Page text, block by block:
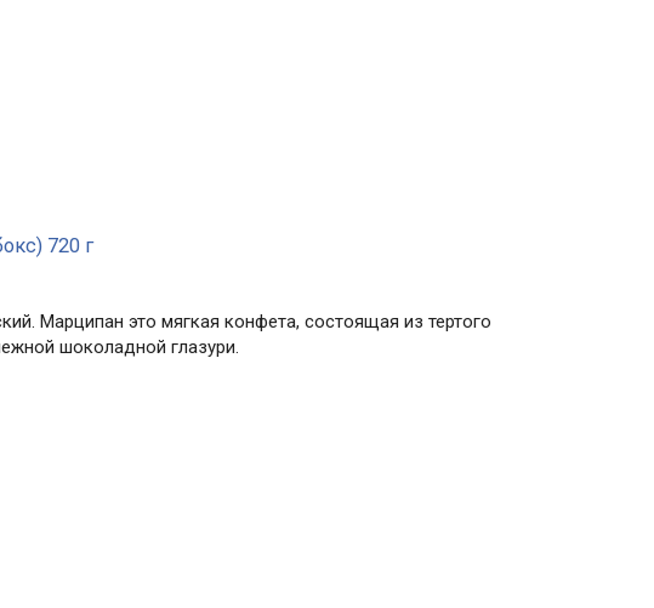
720 г
Марципан это мягкая конфета, состоящая из тертого
шоколадной глазури.